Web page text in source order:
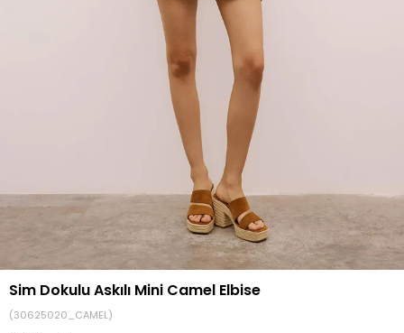
Sim Dokulu Askılı Mini Camel Elbise
(30625020_CAMEL)